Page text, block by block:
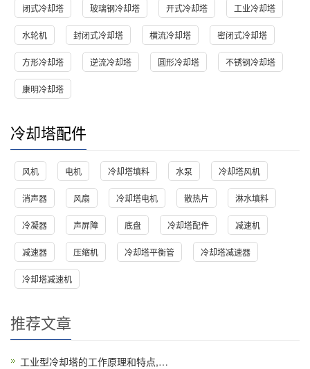
闭式冷却塔 玻璃钢冷却塔 开式冷却塔 工业冷却塔
水轮机 封闭式冷却塔 横流冷却塔 密闭式冷却塔
方形冷却塔 逆流冷却塔 圆形冷却塔 不锈钢冷却塔
康明冷却塔
冷却塔配件
风机 电机 冷却塔填料 水泵 冷却塔风机
消声器 风扇 冷却塔电机 散热片 淋水填料
冷凝器 声屏障 底盘 冷却塔配件 减速机
减速器 压缩机 冷却塔平衡管 冷却塔减速器
冷却塔减速机
推荐文章
工业型冷却塔的工作原理和特点,…